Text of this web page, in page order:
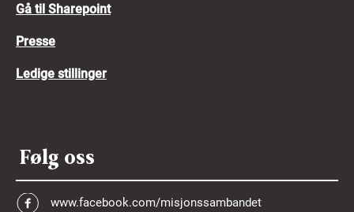
Gå til Sharepoint
Presse
Ledige stillinger
Følg oss
www.facebook.com/misjonssambandet